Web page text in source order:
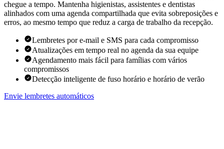
chegue a tempo. Mantenha higienistas, assistentes e dentistas
alinhados com uma agenda compartilhada que evita sobreposições e
erros, ao mesmo tempo que reduz a carga de trabalho da recepção.
Lembretes por e-mail e SMS para cada compromisso
Atualizações em tempo real no agenda da sua equipe
Agendamento mais fácil para famílias com vários
compromissos
Detecção inteligente de fuso horário e horário de verão
Envie lembretes automáticos